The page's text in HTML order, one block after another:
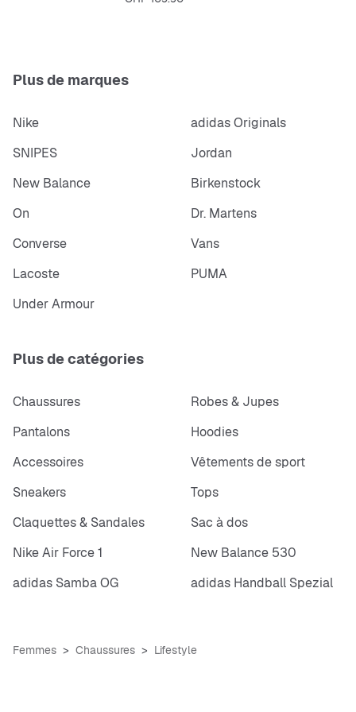
Plus de marques
Nike
adidas Originals
SNIPES
Jordan
New Balance
Birkenstock
On
Dr. Martens
Converse
Vans
Lacoste
PUMA
Under Armour
Plus de catégories
Chaussures
Robes & Jupes
Pantalons
Hoodies
Accessoires
Vêtements de sport
Sneakers
Tops
Claquettes & Sandales
Sac à dos
Nike Air Force 1
New Balance 530
adidas Samba OG
adidas Handball Spezial
Femmes Chaussures Lifestyle